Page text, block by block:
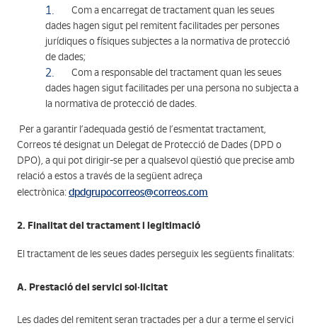
Com a encarregat de tractament quan les seues
dades hagen sigut pel remitent facilitades per persones
jurídiques o físiques subjectes a la normativa de protecció
de dades;
Com a responsable del tractament quan les seues
dades hagen sigut facilitades per una persona no subjecta a
la normativa de protecció de dades.
Per a garantir l’adequada gestió de l’esmentat tractament,
Correos té designat un Delegat de Protecció de Dades (DPD o
DPO), a qui pot dirigir-se per a qualsevol qüestió que precise amb
relació a estos a través de la següent adreça
electrònica:dpdgrupocorreos@correos.com
2. Finalitat del tractament i legitimació
El tractament de les seues dades perseguix les següents finalitats:
A. Prestació del servici sol·licitat
Les dades del remitent seran tractades per a dur a terme el servici